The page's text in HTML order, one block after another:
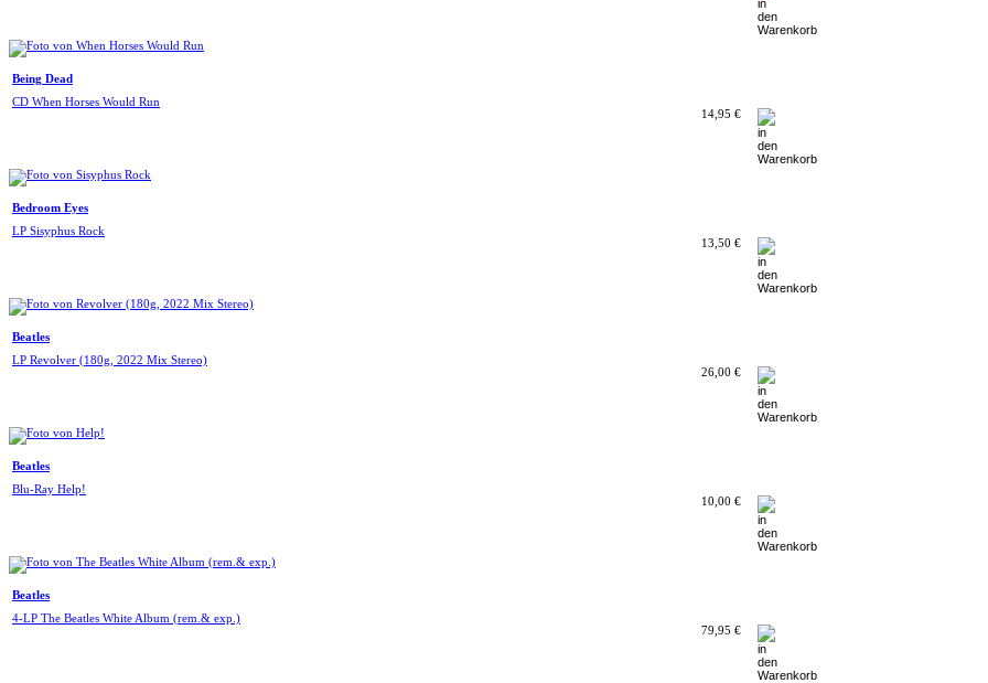
Being Dead
CD When Horses Would Run
14,95 €
Bedroom Eyes
LP Sisyphus Rock
13,50 €
Beatles
LP Revolver (180g, 2022 Mix Stereo)
26,00 €
Beatles
Blu-Ray Help!
10,00 €
Beatles
4-LP The Beatles White Album (rem.& exp.)
79,95 €